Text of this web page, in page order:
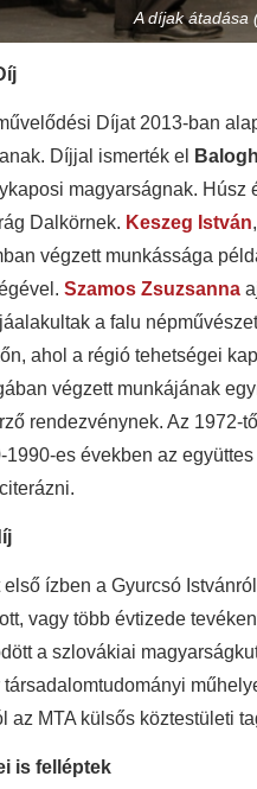
A díjak átadása
Díjat 2013-ban
Díjjal ismerték el
magyarságnak.
Dalkörnek. Keszeg István
végzett munkássága
Szamos Zsuzsanna
a falu
ahol a régió tehetségei
végzett munkájának
rendezvénynek. Az 1972-
1990-es években az
első ízben a Gyurcsó
vagy több évtizede
a szlovákiai
az MTA külsős köztestületi
is felléptek